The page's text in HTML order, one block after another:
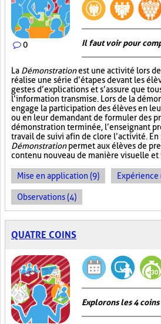
0 Il faut voir pour
La Démonstrationest une activité lors
réalise une série d’étapes devant les
gestes d’explications et s’assure que
l’information transmise. Lors de la
engage la participation des élèves en
ou en leur demandant de formuler des
démonstration terminée, l’enseignant
travail de suivi afin de clore l’activité. En
Démonstrationpermet aux élèves de
contenu nouveau de manière visuelle
Mise en application (9) Expérience
Observations (4)
QUATRE COINS
Explorons les 4